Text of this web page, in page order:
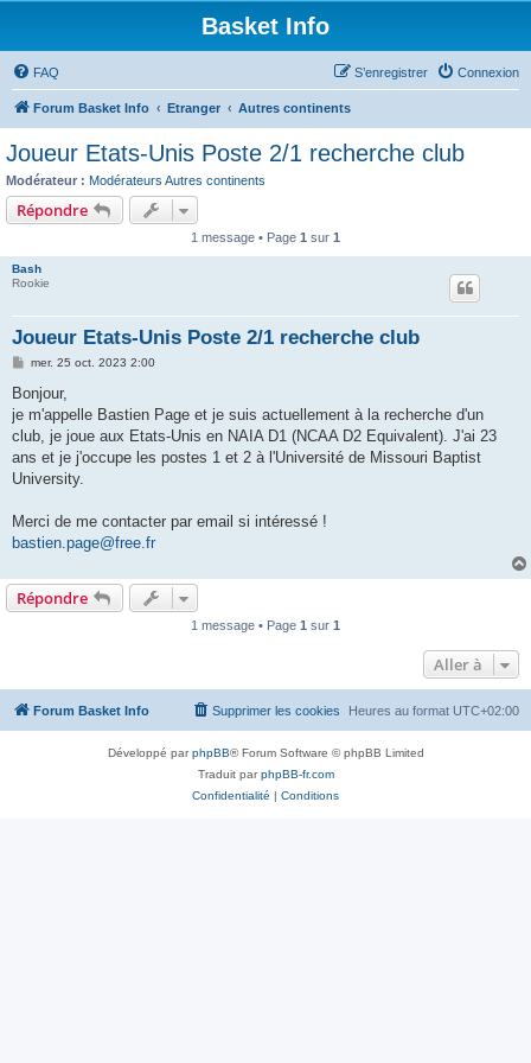
Basket Info
FAQ Connexion
S’enregistrer
Forum Basket Info Etranger Autres continents
Joueur Etats-Unis Poste 2/1 recherche club
Modérateur : Modérateurs Autres continents
Répondre
1 message • Page 1 sur 1
Bash
Rookie
Joueur Etats-Unis Poste 2/1 recherche club
M
s
a
g
mer. 25 oct. 2023 2:00
Bonjour,
je m'appelle Bastien Page et je suis actuellement à la recherche d'un
club, je joue aux Etats-Unis en NAIA D1 (NCAA D2 Equivalent). J'ai 23
ans et je j'occupe les postes 1 et 2 à l'Université de Missouri Baptist
University.
Merci de me contacter par email si intéressé !
bastien.page@free.fr
Répondre
1 message • Page 1 sur 1
Aller à
Forum Basket Info Heures au format UTC+02:00
Supprimer les cookies
Développé parphpBB® Forum Software © phpBB Limited
Traduit parphpBB-fr.com
Confidentialité | Conditions